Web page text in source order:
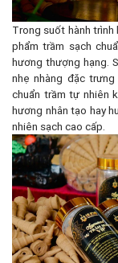
Trong suốt hành trình
phẩm trầm sạch
hương thượng hạng.
nhẹ nhàng đặc
chuẩn trầm tự nhiên
hương nhân tạo hay
nhiên sạch cao cấp.